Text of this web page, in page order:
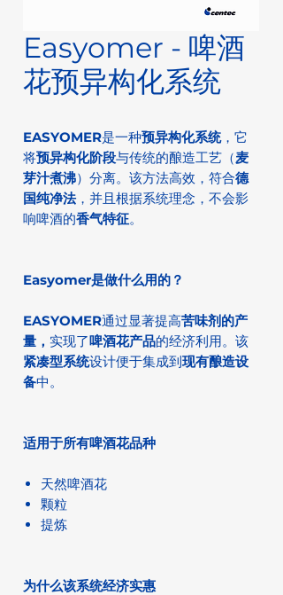
Easyomer - 啤酒
花预异构化系统
EASYOMER是一种预异构化系统，它
将预异构化阶段与传统的酿造工艺（麦
芽汁煮沸）分离。该方法高效，符合德
国纯净法，并且根据系统理念，不会影
响啤酒的香气特征。
Easyomer是做什么用的？
EASYOMER通过显著提高苦味剂的产
量， 实现了啤酒花产品的经济利用。该
紧凑型系统设计便于集成到现有酿造设
备中。
适用于所有啤酒花品种
天然啤酒花
颗粒
提炼
为什么该系统经济实惠